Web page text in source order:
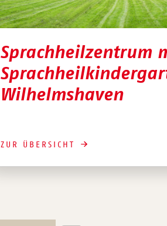
Sprachheilzentrum
Wilhelmshaven
ZUR ÜBERSICHT